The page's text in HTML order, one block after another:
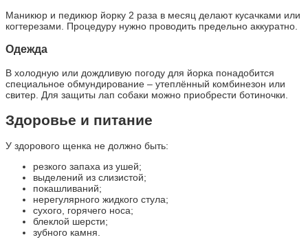
Маникюр и педикюр йорку 2 раза в месяц делают кусачками или
когтерезами. Процедуру нужно проводить предельно аккуратно.
Одежда
В холодную или дождливую погоду для йорка понадобится
специальное обмундирование – утеплённый комбинезон или
свитер. Для защиты лап собаки можно приобрести ботиночки.
Здоровье и питание
У здорового щенка не должно быть:
резкого запаха из ушей;
выделений из слизистой;
покашливаний;
нерегулярного жидкого стула;
сухого, горячего носа;
блеклой шерсти;
зубного камня.